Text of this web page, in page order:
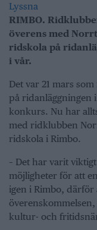
Lyssna
RIMBO.
överens med
ridskola på
i vår.
Det var 21 mars
på ridanläggningen
konkurs. Nu har
med ridklubben
ridskola i Rimbo.
– Det har varit
möjligheter för att
igen i Rimbo, därför
kultur- och